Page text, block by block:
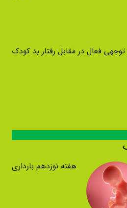
فعال در مقابل رفتار بد کودک
هفته نوزدهم بارداری